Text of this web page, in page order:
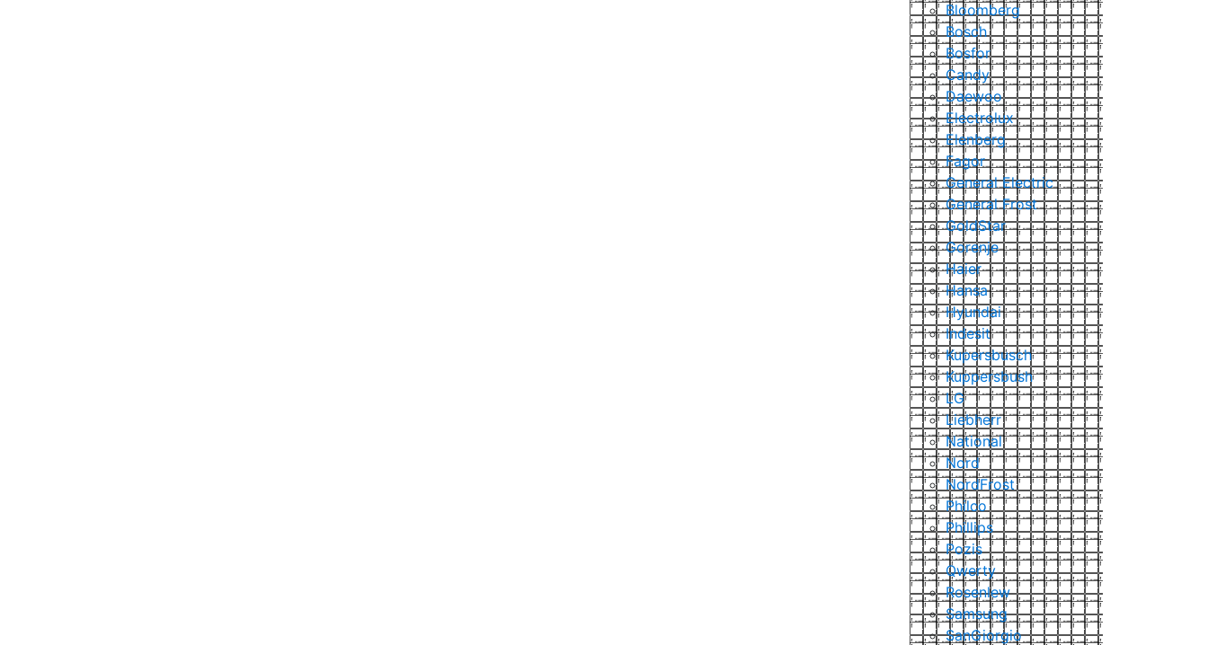
Bloomberg
Bosch
Bosfor
Candy
Daewoo
Electrolux
Elenberg
Fagor
General Electric
General Frost
GoldStar
Gorenje
Haier
Hansa
Hyundai
Indesit
Kupersbusch
Kuppersbush
LG
Liebherr
National
Nord
NordFrost
Philco
Phillips
Pozis
Qwerty
Rosenlew
Samsung
SanGiorgio